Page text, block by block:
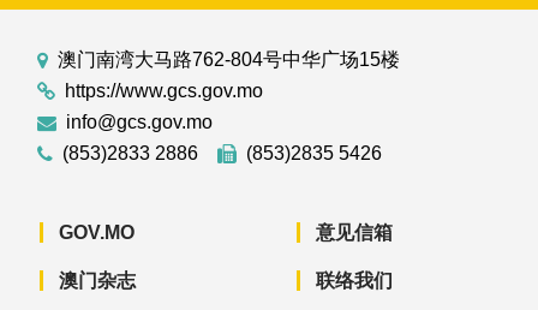
澳门南湾大马路762-804号中华广场15楼
https://www.gcs.gov.mo
info@gcs.gov.mo
(853)2833 2886
(853)2835 5426
GOV.MO
澳门杂志
意见信箱
联络我们